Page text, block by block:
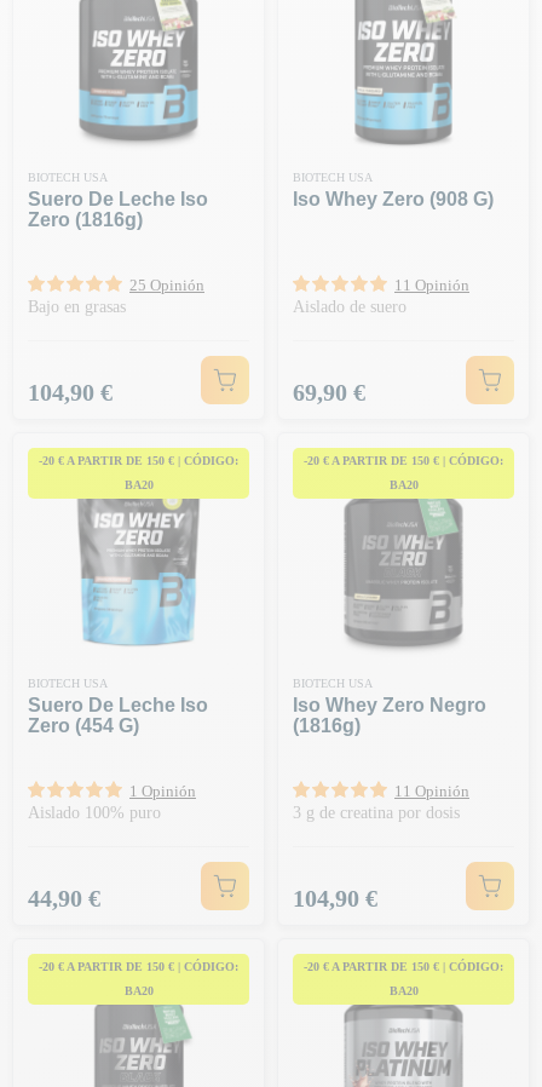
BIOTECH USA
Suero De Leche Iso
Zero (1816g)
25 Opinión
Bajo en grasas
Precio
104,90 €
BIOTECH USA
Iso Whey Zero (908 G)
11 Opinión
Aislado de suero
Precio
69,90 €
-20 € A PARTIR DE 150 € | CÓDIGO:
BA20
BIOTECH USA
Suero De Leche Iso
Zero (454 G)
1 Opinión
Aislado 100% puro
Precio
44,90 €
-20 € A PARTIR DE 150 € | CÓDIGO:
BA20
BIOTECH USA
Iso Whey Zero Negro
(1816g)
11 Opinión
3 g de creatina por dosis
Precio
104,90 €
-20 € A PARTIR DE 150 € | CÓDIGO:
BA20
-20 € A PARTIR DE 150 € | CÓDIGO:
BA20